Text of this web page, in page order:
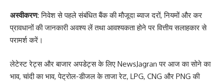
अस्वीकरण: निवेश से पहले संबंधित बैंक की मौजूदा ब्याज दरों, नियमों और कर
प्रावधानों की जानकारी अवश्य लें तथा आवश्यकता होने पर वित्तीय सलाहकार से
परामर्श करें।
लेटेस्ट रेट्स और बाजार अपडेट्स के लिए NewsJagran पर आज कासोने का
भाव,चांदी का भाव,पेट्रोल-डीजल के ताजा रेट, LPG, CNG और PNG की